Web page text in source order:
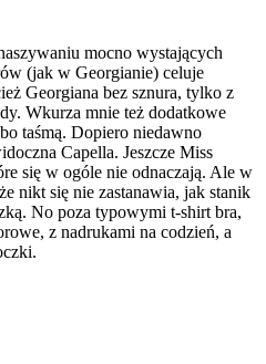
mocno wystających
(jak w Georgianie) celuje
Georgiana bez sznura, tylko z
Wkurza mnie też dodatkowe
taśmą. Dopiero niedawno
Capella. Jeszcze Miss
się w ogóle nie odnaczają. Ale w
nikt się nie zastanawia, jak stanik
No poza typowymi t-shirt bra,
z nadrukami na codzień, a